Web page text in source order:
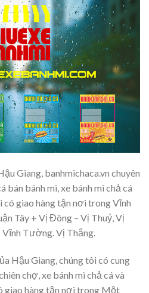
Giang, banhmichaca.vn chuyên
bán bánh mì, xe bánh mì chả cá
có giao hàng tận nơi trong Vĩnh
Tây + Vị Đông – Vị Thuỷ, Vị
Vĩnh Tường. Vị Thắng.
Hậu Giang, chúng tôi có cung
chợ, xe bánh mì chả cá và
giao hàng tận nơi trong Một